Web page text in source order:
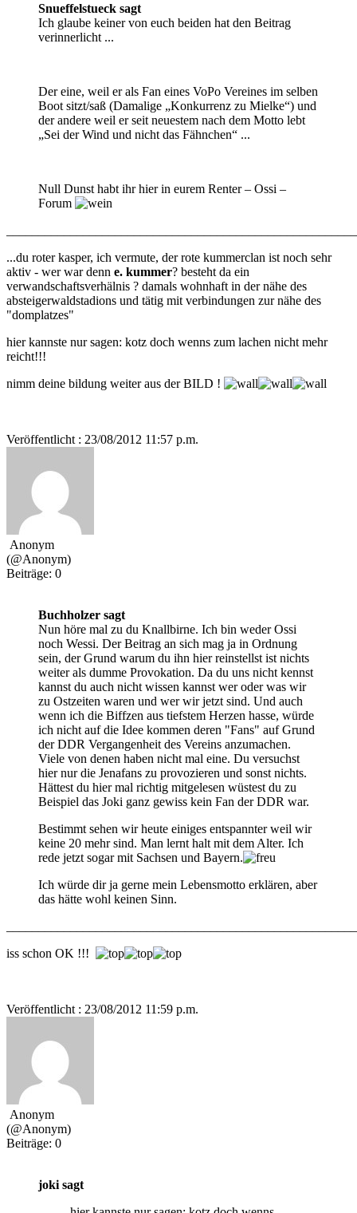
Snueffelstueck sagt
Ich glaube keiner von euch beiden hat den Beitrag
verinnerlicht ...
Der eine, weil er als Fan eines VoPo Vereines im selben
Boot sitzt/saß (Damalige „Konkurrenz zu Mielke“) und
der andere weil er seit neuestem nach dem Motto lebt
„Sei der Wind und nicht das Fähnchen“ ...
Null Dunst habt ihr hier in eurem Renter – Ossi –
Forum
...du roter kasper, ich vermute, der rote kummerclan ist noch sehr
aktiv - wer war denn e. kummer? besteht da ein
verwandschaftsverhälnis ? damals wohnhaft in der nähe des
absteigerwaldstadions und tätig mit verbindungen zur nähe des
"domplatzes"
hier kannste nur sagen: kotz doch wenns zum lachen nicht mehr
reicht!!!
nimm deine bildung weiter aus der BILD !
Veröffentlicht : 23/08/2012 11:57 p.m.
Anonym
(@Anonym)
Beiträge: 0
Buchholzer sagt
Nun höre mal zu du Knallbirne. Ich bin weder Ossi
noch Wessi. Der Beitrag an sich mag ja in Ordnung
sein, der Grund warum du ihn hier reinstellst ist nichts
weiter als dumme Provokation. Da du uns nicht kennst
kannst du auch nicht wissen kannst wer oder was wir
zu Ostzeiten waren und wer wir jetzt sind. Und auch
wenn ich die Biffzen aus tiefstem Herzen hasse, würde
ich nicht auf die Idee kommen deren "Fans" auf Grund
der DDR Vergangenheit des Vereins anzumachen.
Viele von denen haben nicht mal eine. Du versuchst
hier nur die Jenafans zu provozieren und sonst nichts.
Hättest du hier mal richtig mitgelesen wüstest du zu
Beispiel das Joki ganz gewiss kein Fan der DDR war.
Bestimmt sehen wir heute einiges entspannter weil wir
keine 20 mehr sind. Man lernt halt mit dem Alter. Ich
rede jetzt sogar mit Sachsen und Bayern.
Ich würde dir ja gerne mein Lebensmotto erklären, aber
das hätte wohl keinen Sinn.
iss schon OK !!!
Veröffentlicht : 23/08/2012 11:59 p.m.
Anonym
(@Anonym)
Beiträge: 0
joki sagt